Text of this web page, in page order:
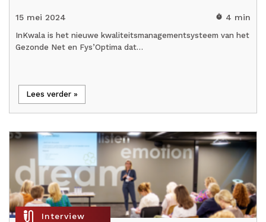
15 mei 2024 timer 4 min
InKwala is het nieuwe kwaliteitsmanagementsysteem van het
Gezonde Net en Fys’Optima dat…
Lees verder »
mic_external_on Interview